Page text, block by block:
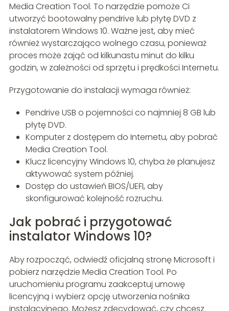
Media Creation Tool. To narzędzie pomoże Ci
utworzyć bootowalny pendrive lub płytę DVD z
instalatorem Windows 10. Ważne jest, aby mieć
również wystarczająco wolnego czasu, ponieważ
proces może zająć od kilkunastu minut do kilku
godzin, w zależności od sprzętu i prędkości Internetu.
Przygotowanie do instalacji wymaga również:
Pendrive USB o pojemności co najmniej 8 GB lub
płytę DVD.
Komputer z dostępem do Internetu, aby pobrać
Media Creation Tool.
Klucz licencyjny Windows 10, chyba że planujesz
aktywować system później.
Dostęp do ustawień BIOS/UEFI, aby
skonfigurować kolejność rozruchu.
Jak pobrać i przygotować
instalator Windows 10?
Aby rozpocząć, odwiedź oficjalną stronę Microsoft i
pobierz narzędzie Media Creation Tool. Po
uruchomieniu programu zaakceptuj umowę
licencyjną i wybierz opcję utworzenia nośnika